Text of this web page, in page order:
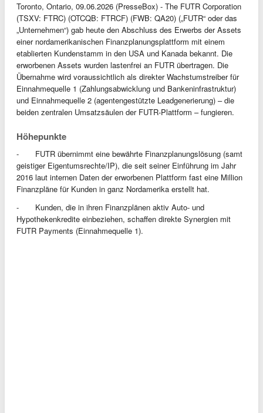
Toronto, Ontario, 09.06.2026 (PresseBox) - The FUTR Corporation
(TSXV: FTRC) (OTCQB: FTRCF) (FWB: QA20) („FUTR“ oder das
„Unternehmen“) gab heute den Abschluss des Erwerbs der Assets
einer nordamerikanischen Finanzplanungsplattform mit einem
etablierten Kundenstamm in den USA und Kanada bekannt. Die
erworbenen Assets wurden lastenfrei an FUTR übertragen. Die
Übernahme wird voraussichtlich als direkter Wachstumstreiber für
Einnahmequelle 1 (Zahlungsabwicklung und Bankeninfrastruktur)
und Einnahmequelle 2 (agentengestützte Leadgenerierung) – die
beiden zentralen Umsatzsäulen der FUTR-Plattform – fungieren.
Höhepunkte
- FUTR übernimmt eine bewährte Finanzplanungslösung (samt
geistiger Eigentumsrechte/IP), die seit seiner Einführung im Jahr
2016 laut internen Daten der erworbenen Plattform fast eine Million
Finanzpläne für Kunden in ganz Nordamerika erstellt hat.
- Kunden, die in ihren Finanzplänen aktiv Auto- und
Hypothekenkredite einbeziehen, schaffen direkte Synergien mit
FUTR Payments (Einnahmequelle 1).